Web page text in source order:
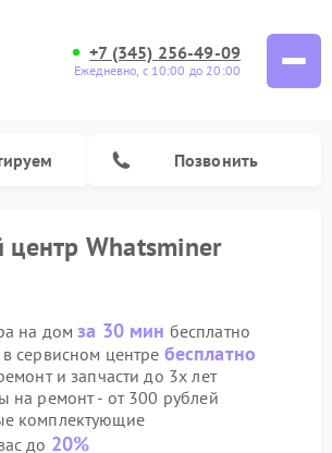
+7 (345) 256-49-09
Ежедневно, с 10:00 до 20:00
Позвонить
центр Whatsminer
на домза 30 мин бесплатно
сервисном центре бесплатно
и запчасти до 3х лет
на ремонт - от 300 рублей
комплектующие
до 20%